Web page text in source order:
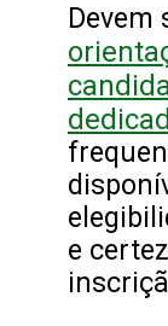
Devem
e